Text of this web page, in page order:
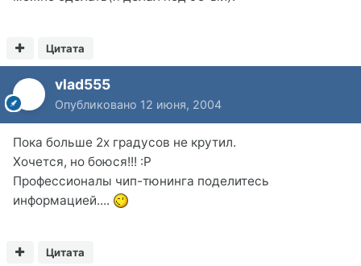
Цитата
vlad555
Опубликовано 12 июня, 2004
Пока больше 2х градусов не крутил.
Хочется, но боюся!!! :P
Профессионалы чип-тюнинга поделитесь
информацией....
Цитата